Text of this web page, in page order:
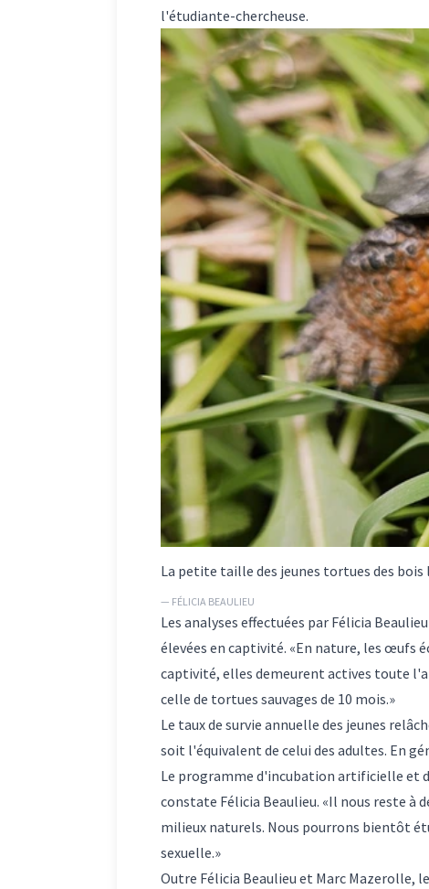
l'étudiante-chercheuse.
La petite taille des jeunes tortues des
— FÉLICIA BEAULIEU
Les analyses effectuées par Félicia
élevées en captivité. «En nature, les œufs
captivité, elles demeurent actives toute
celle de tortues sauvages de 10 mois.»
Le taux de survie annuelle des jeunes
soit l'équivalent de celui des adultes. En
Le programme d'incubation artificielle et
constate Félicia Beaulieu. «Il nous reste à
milieux naturels. Nous pourrons bientôt
sexuelle.»
Outre Félicia Beaulieu et Marc Mazerolle,